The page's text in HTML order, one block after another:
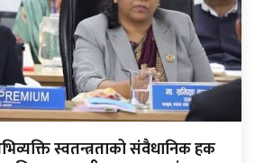
स्वतन्त्रताको संवैधानिक हक